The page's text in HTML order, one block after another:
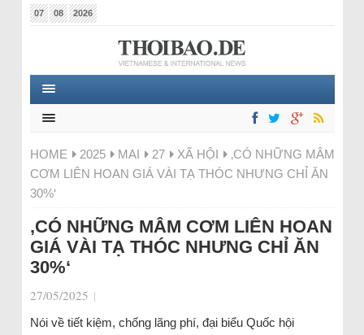
07 08 2026
HOME 2025 MAI 27 XÃ HỘI
‚CÓ NHỮNG MÂM
CƠM LIÊN HOAN GIÁ VÀI TẠ THÓC NHƯNG CHỈ ĂN
30%‘
‚CÓ NHỮNG MÂM CƠM LIÊN HOAN
GIÁ VÀI TẠ THÓC NHƯNG CHỈ ĂN
30%‘
27/05/2025 |
Nói về tiết kiệm, chống lãng phí, đại biểu Quốc hội